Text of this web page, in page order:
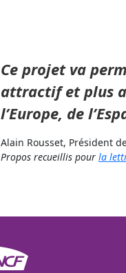
citation
Ce projet va
attractif et plus
l’Europe, de
nom
Alain Rousset, Président
Propos recueillis pour la